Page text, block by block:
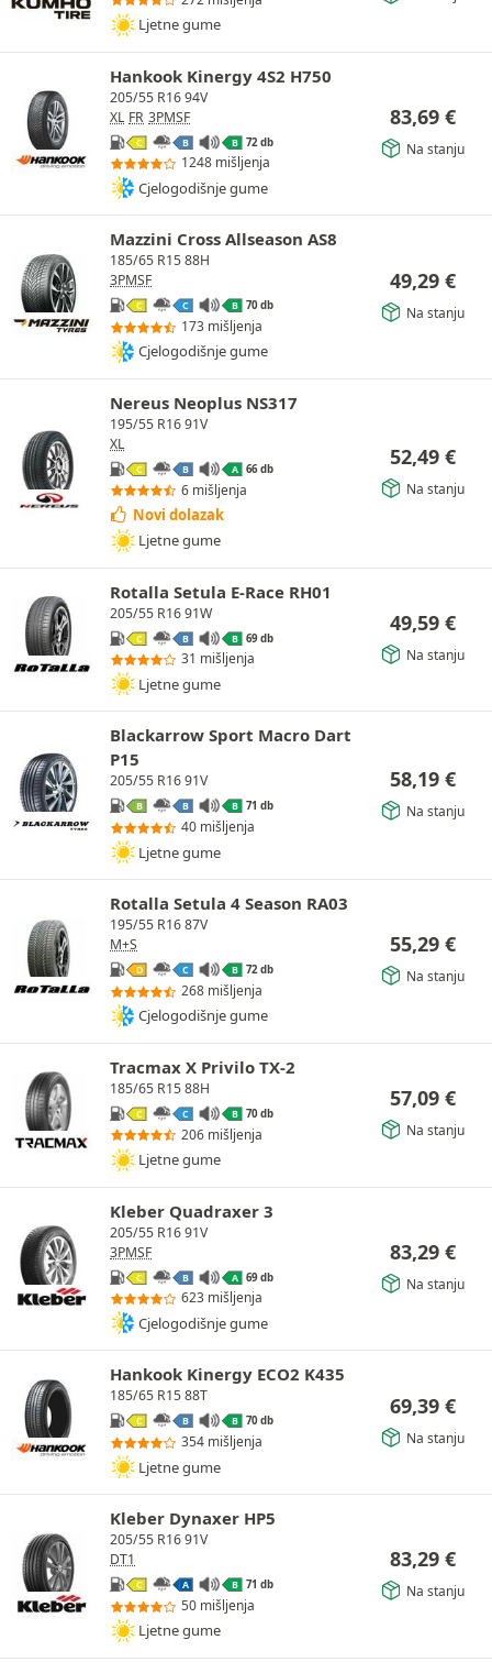
Ljetne gume
Hankook Kinergy 4S2 H750
205/55 R16 94V
XL FR 3PMSF
C B B 72 db
1248 mišljenja
Cjelogodišnje gume
83,69 €
Na stanju
Mazzini Cross Allseason AS8
185/65 R15 88H
3PMSF
C C B 70 db
173 mišljenja
Cjelogodišnje gume
49,29 €
Na stanju
Nereus Neoplus NS317
195/55 R16 91V
XL
C B A 66 db
6 mišljenja
Novi dolazak
Ljetne gume
52,49 €
Na stanju
Rotalla Setula E-Race RH01
205/55 R16 91W
C B B 69 db
31 mišljenja
Ljetne gume
49,59 €
Na stanju
Blackarrow Sport Macro Dart
P15
205/55 R16 91V
B B B 71 db
40 mišljenja
Ljetne gume
58,19 €
Na stanju
Rotalla Setula 4 Season RA03
195/55 R16 87V
M+S
D C B 72 db
268 mišljenja
Cjelogodišnje gume
55,29 €
Na stanju
Tracmax X Privilo TX-2
185/65 R15 88H
C C B 70 db
206 mišljenja
Ljetne gume
57,09 €
Na stanju
Kleber Quadraxer 3
205/55 R16 91V
3PMSF
C B A 69 db
623 mišljenja
Cjelogodišnje gume
83,29 €
Na stanju
Hankook Kinergy ECO2 K435
185/65 R15 88T
C B B 70 db
354 mišljenja
Ljetne gume
69,39 €
Na stanju
Kleber Dynaxer HP5
205/55 R16 91V
DT1
C A B 71 db
50 mišljenja
Ljetne gume
83,29 €
Na stanju